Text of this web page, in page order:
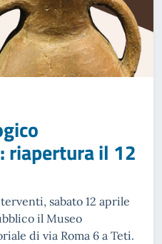
riapertura il 12
sabato 12 aprile
il Museo
di via Roma 6 a Teti.